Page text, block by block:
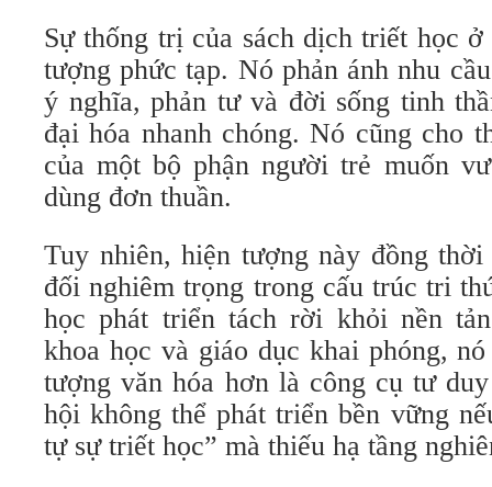
Sự thống trị của sách dịch triết học
tượng phức tạp. Nó phản ánh nhu
ý nghĩa, phản tư và đời sống tinh
đại hóa nhanh chóng. Nó cũng cho
của một bộ phận người trẻ muốn
dùng đơn thuần.
Tuy nhiên, hiện tượng này đồng
đối nghiêm trọng trong cấu trúc tri
học phát triển tách rời khỏi nền
khoa học và giáo dục khai phóng,
tượng văn hóa hơn là công cụ tư
hội không thể phát triển bền vững
tự sự triết học” mà thiếu hạ tầng